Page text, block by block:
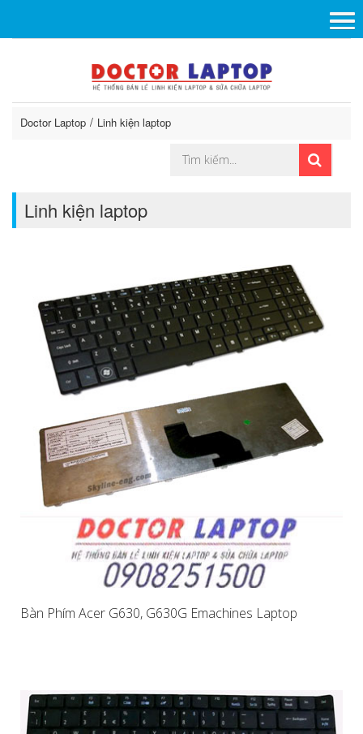
Doctor Laptop Linh kiện laptop
Linh kiện laptop
Bàn Phím Acer G630, G630G Emachines Laptop